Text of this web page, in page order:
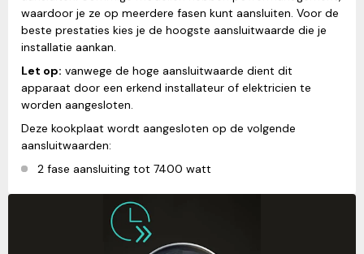
waardoor je ze op meerdere fasen kunt aansluiten. Voor de
beste prestaties kies je de hoogste aansluitwaarde die je
installatie aankan.
Let op: vanwege de hoge aansluitwaarde dient dit
apparaat door een erkend installateur of elektricien te
worden aangesloten.
Deze kookplaat wordt aangesloten op de volgende
aansluitwaarden:
2 fase aansluiting tot 7400 watt